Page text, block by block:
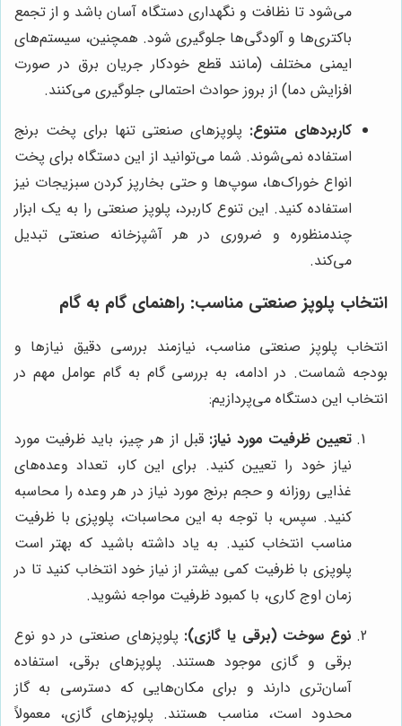
می‌شود تا نظافت و نگهداری دستگاه آسان باشد و از تجمع
باکتری‌ها و آلودگی‌ها جلوگیری شود. همچنین، سیستم‌های
ایمنی مختلف (مانند قطع خودکار جریان برق در صورت
افزایش دما) از بروز حوادث احتمالی جلوگیری می‌کنند.
کاربردهای متنوع: پلوپزهای صنعتی تنها برای پخت برنج
استفاده نمی‌شوند. شما می‌توانید از این دستگاه برای پخت
انواع خوراک‌ها، سوپ‌ها و حتی بخارپز کردن سبزیجات نیز
استفاده کنید. این تنوع کاربرد، پلوپز صنعتی را به یک ابزار
چندمنظوره و ضروری در هر آشپزخانه صنعتی تبدیل
می‌کند.
انتخاب پلوپز صنعتی مناسب: راهنمای گام به گام
انتخاب پلوپز صنعتی مناسب، نیازمند بررسی دقیق نیازها و
بودجه شماست. در ادامه، به بررسی گام به گام عوامل مهم در
انتخاب این دستگاه می‌پردازیم:
تعیین ظرفیت مورد نیاز: قبل از هر چیز، باید ظرفیت مورد
نیاز خود را تعیین کنید. برای این کار، تعداد وعده‌های
غذایی روزانه و حجم برنج مورد نیاز در هر وعده را محاسبه
کنید. سپس، با توجه به این محاسبات، پلوپزی با ظرفیت
مناسب انتخاب کنید. به یاد داشته باشید که بهتر است
پلوپزی با ظرفیت کمی بیشتر از نیاز خود انتخاب کنید تا در
زمان اوج کاری، با کمبود ظرفیت مواجه نشوید.
نوع سوخت (برقی یا گازی): پلوپزهای صنعتی در دو نوع
برقی و گازی موجود هستند. پلوپزهای برقی، استفاده
آسان‌تری دارند و برای مکان‌هایی که دسترسی به گاز
محدود است، مناسب هستند. پلوپزهای گازی، معمولاً